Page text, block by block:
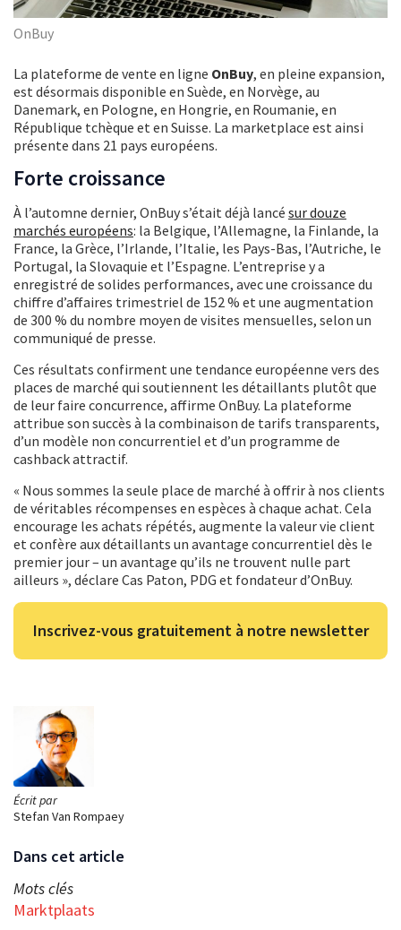
Écrit par
Stefan Van Rompaey
Dans cet article
Mots clés
Marktplaats
OnBuy
La plateforme de vente en ligne OnBuy, en pleine expansion,
est désormais disponible en Suède, en Norvège, au
Danemark, en Pologne, en Hongrie, en Roumanie, en
République tchèque et en Suisse. La marketplace est ainsi
présente dans 21 pays européens.
Forte croissance
À l’automne dernier, OnBuy s’était déjà lancé sur douze
marchés européens: la Belgique, l’Allemagne, la Finlande, la
France, la Grèce, l’Irlande, l’Italie, les Pays-Bas, l’Autriche, le
Portugal, la Slovaquie et l’Espagne. L’entreprise y a
enregistré de solides performances, avec une croissance du
chiffre d’affaires trimestriel de 152 % et une augmentation
de 300 % du nombre moyen de visites mensuelles, selon un
communiqué de presse.
Ces résultats confirment une tendance européenne vers des
places de marché qui soutiennent les détaillants plutôt que
de leur faire concurrence, affirme OnBuy. La plateforme
attribue son succès à la combinaison de tarifs transparents,
d’un modèle non concurrentiel et d’un programme de
cashback attractif.
« Nous sommes la seule place de marché à offrir à nos clients
de véritables récompenses en espèces à chaque achat. Cela
encourage les achats répétés, augmente la valeur vie client
et confère aux détaillants un avantage concurrentiel dès le
premier jour – un avantage qu’ils ne trouvent nulle part
ailleurs », déclare Cas Paton, PDG et fondateur d’OnBuy.
Inscrivez-vous gratuitement à notre newsletter